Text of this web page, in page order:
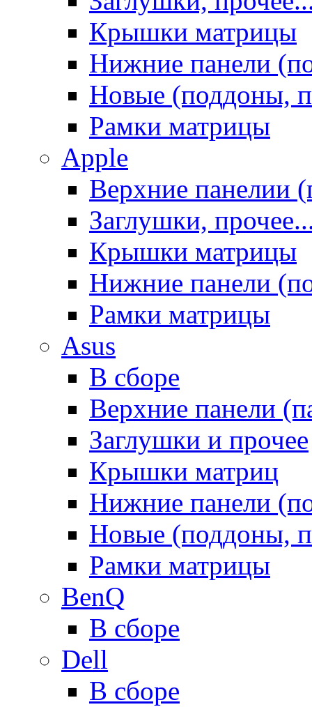
Крышки матрицы
Нижние панели
Новые (поддоны,
Рамки матрицы
Apple
Верхние панелии
Заглушки,
Крышки матрицы
Нижние панели
Рамки матрицы
Asus
В сборе
Верхние панели
Заглушки и прочее
Крышки матриц
Нижние панели
Новые (поддоны,
Рамки матрицы
BenQ
В сборе
Dell
В сборе